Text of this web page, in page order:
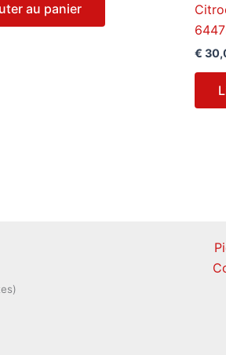
au panier
€